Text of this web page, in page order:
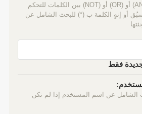
استخدم المصطلحات (AND) أو (OR) أو (NOT) بين الكلمات للتحكم
أو إنهٍ الكلمة ب (*) للبحث الشامل عن
فقط
الشامل عن اسم المستخدم إذا لم تكن